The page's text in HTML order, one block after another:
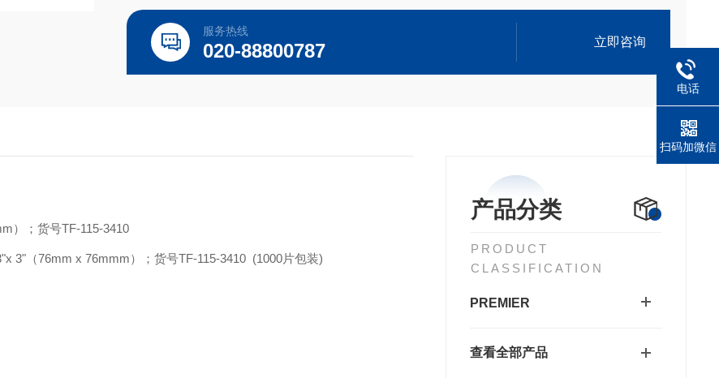
服务热线
020-88800787 立即咨询
产品分类
PRODUCT
CLASSIFICATION
PREMIER
查看全部产品
）；货号TF-115-3410
"x 3" （76mm x 76mmm）；货号TF-115-3410 (1000片包装)
电话
扫码加微信